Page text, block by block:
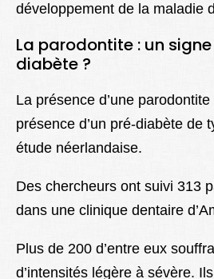
développement de la maladie
La parodontite : un
diabète ?
La présence d’une
présence d’un pré-diabète de
étude néerlandaise.
Des chercheurs ont suivi 313
dans une clinique dentaire
Plus de 200 d’entre eux
d’intensités légère à sévère.